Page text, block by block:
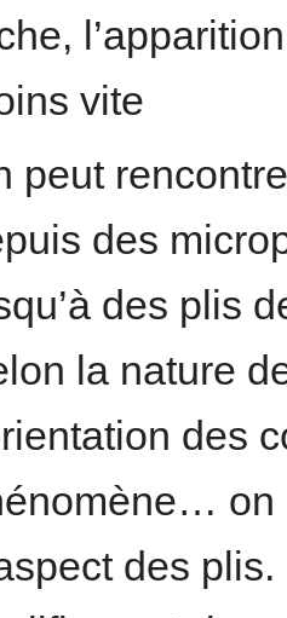
vite
peut
des
des plis
la nature
des
on
des